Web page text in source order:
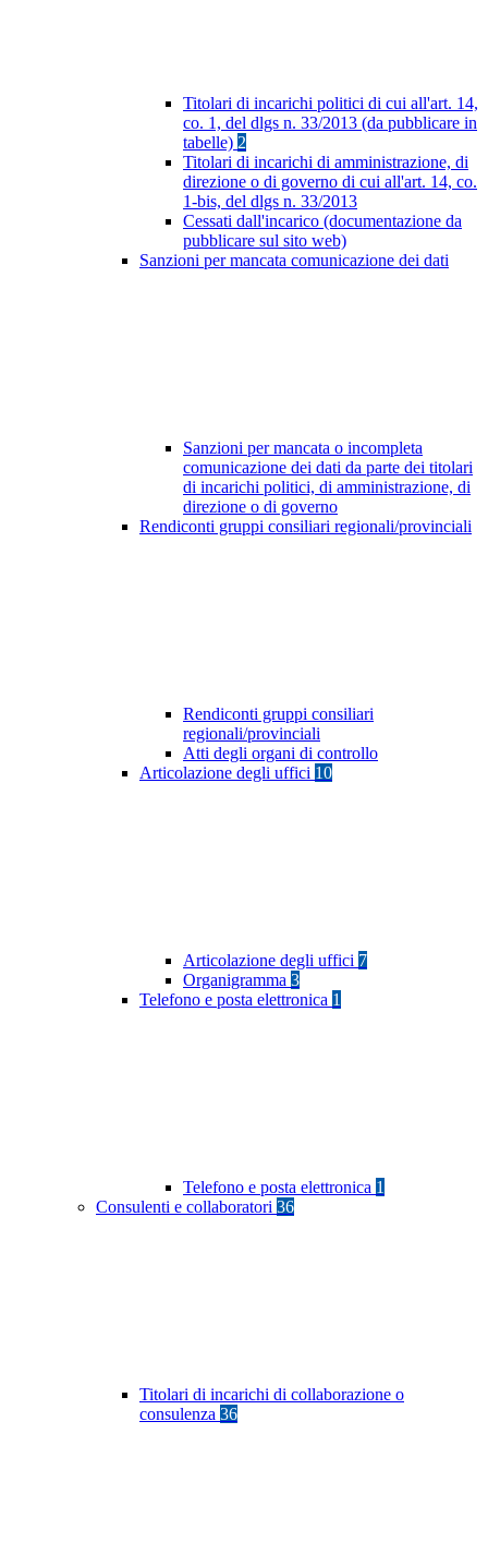
Titolari di incarichi politici di cui all'art. 14,
co. 1, del dlgs n. 33/2013 (da pubblicare in
tabelle) 2
Titolari di incarichi di amministrazione, di
direzione o di governo di cui all'art. 14, co.
1-bis, del dlgs n. 33/2013
Cessati dall'incarico (documentazione da
pubblicare sul sito web)
Sanzioni per mancata comunicazione dei dati
Sanzioni per mancata o incompleta
comunicazione dei dati da parte dei titolari
di incarichi politici, di amministrazione, di
direzione o di governo
Rendiconti gruppi consiliari regionali/provinciali
Rendiconti gruppi consiliari
regionali/provinciali
Atti degli organi di controllo
Articolazione degli uffici 10
Articolazione degli uffici 7
Organigramma 3
Telefono e posta elettronica 1
Telefono e posta elettronica 1
Consulenti e collaboratori 36
Titolari di incarichi di collaborazione o
consulenza 36